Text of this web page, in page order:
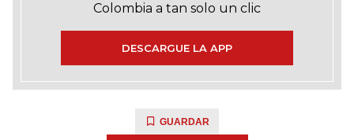
Colombia a tan solo un clic
DESCARGUE LA APP
GUARDAR